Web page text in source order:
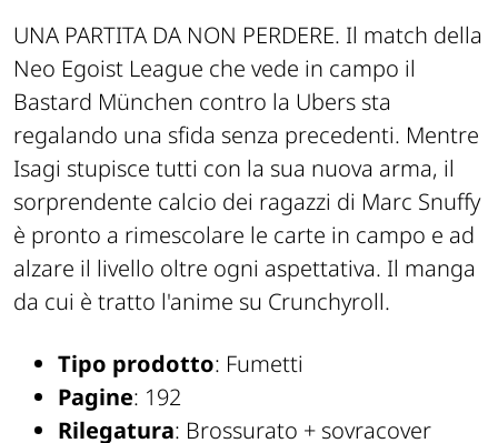
UNA PARTITA DA NON PERDERE. Il match della
Neo Egoist League che vede in campo il
Bastard München contro la Ubers sta
regalando una sfida senza precedenti. Mentre
Isagi stupisce tutti con la sua nuova arma, il
sorprendente calcio dei ragazzi di Marc Snuffy
è pronto a rimescolare le carte in campo e ad
alzare il livello oltre ogni aspettativa. Il manga
da cui è tratto l'anime su Crunchyroll.
Tipo prodotto: Fumetti
Pagine: 192
Rilegatura: Brossurato + sovracover